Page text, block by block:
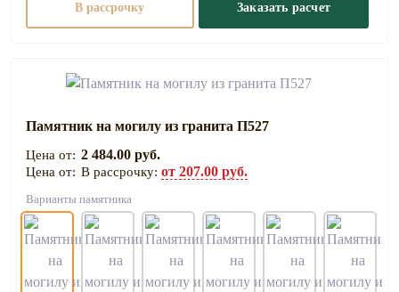
В рассрочку Заказать расчет
Памятник на могилу из гранита П527
2 484.00 руб.
В рассрочку: от 207.00 руб.
Варианты памятника